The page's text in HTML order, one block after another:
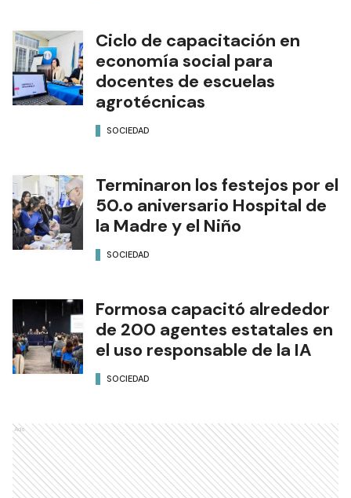
Ciclo de capacitación en
economía social para
docentes de escuelas
agrotécnicas
SOCIEDAD
Terminaron los festejos por el
50.o aniversario Hospital de
la Madre y el Niño
SOCIEDAD
Formosa capacitó alrededor
de 200 agentes estatales en
el uso responsable de la IA
SOCIEDAD
Ads